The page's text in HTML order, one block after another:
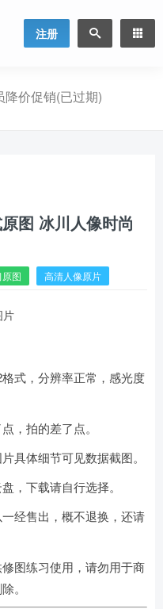
注册
降价促销(已过期)
图 冰川人像时尚
图 高清人像原片
式，分辨率正常，感光度
，拍的差了点。
具体细节可见数据截图。
，下载请自行选择。
经售出，概不退换，还请
图练习使用，请勿用于商
。